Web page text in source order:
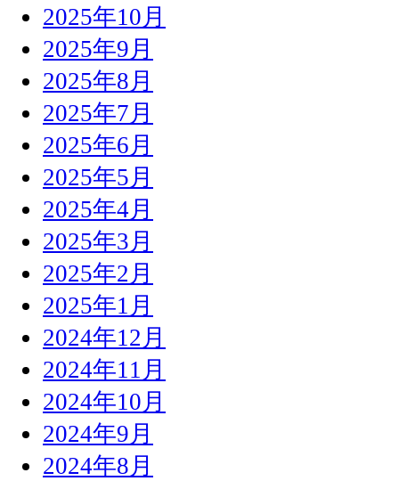
2025年10月
2025年9月
2025年8月
2025年7月
2025年6月
2025年5月
2025年4月
2025年3月
2025年2月
2025年1月
2024年12月
2024年11月
2024年10月
2024年9月
2024年8月